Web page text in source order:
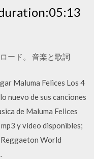
ード。 音楽と歌詞
Maluma Felices Los 4
nuevo de sus canciones
de Maluma Felices
y video disponibles;
World